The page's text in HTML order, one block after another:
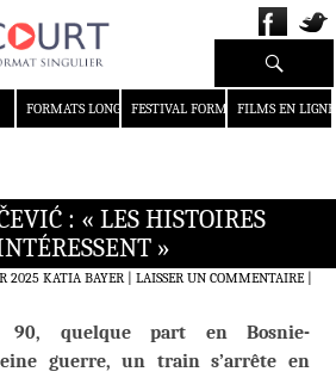
FORMATS LONGS FESTIVAL FORMAT COURT
FILMS EN LIGNE
Recherche
: « LES HISTOIRES
»
2025 KATIA BAYER LAISSER UN COMMENTAIRE|
90, quelque part en Bosnie-
guerre, un train s’arrête en